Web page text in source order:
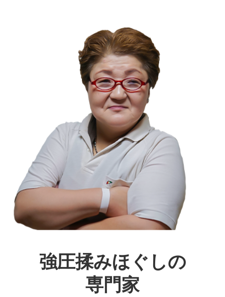
強圧揉みほぐしの
専門家